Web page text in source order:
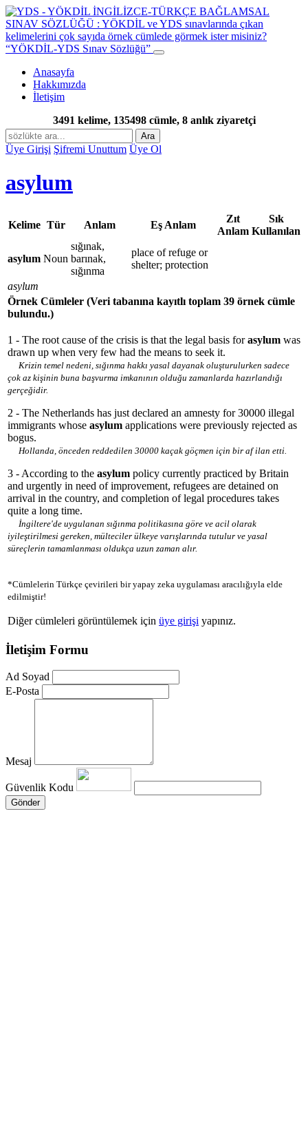
“YÖKDİL-YDS Sınav Sözlüğü”
Anasayfa
Hakkımızda
İletişim
3491 kelime, 135498 cümle, 8 anlık ziyaretçi
Ara
Üye Girişi Şifremi Unuttum Üye Ol
asylum
Kelime Tür Anlam Eş Anlam
Zıt
Anlam
Sık
Kullanılan
asylum Noun
sığınak,
barınak,
sığınma
place of refuge or
shelter; protection
asylum
Örnek Cümleler (Veri tabanına kayıtlı toplam 39 örnek cümle
bulundu.)
1 - The root cause of the crisis is that the legal basis forasylum was
drawn up when very few had the means to seek it.
Krizin temel nedeni, sığınma hakkı yasal dayanak oluşturulurken sadece
çok az kişinin buna başvurma imkanının olduğu zamanlarda hazırlandığı
gerçeğidir.
2 - The Netherlands has just declared an amnesty for 30000 illegal
immigrants whose asylum applications were previously rejected as
bogus.
Hollanda, önceden reddedilen 30000 kaçak göçmen için bir af ilan etti.
3 - According to the asylum policy currently practiced by Britain
and urgently in need of improvement, refugees are detained on
arrival in the country, and completion of legal procedures takes
quite a long time.
İngiltere'de uygulanan sığınma politikasına göre ve acil olarak
iyileştirilmesi gereken, mülteciler ülkeye varışlarında tutulur ve yasal
süreçlerin tamamlanması oldukça uzun zaman alır.
*Cümlelerin Türkçe çevirileri bir yapay zeka uygulaması aracılığıyla elde
edilmiştir!
Diğer cümleleri görüntülemek için üye girişi yapınız.
İletişim Formu
Ad Soyad
E-Posta
Mesaj
Güvenlik Kodu
Gönder